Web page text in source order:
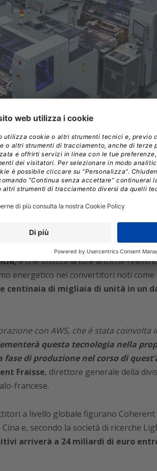
la bandiera degli “Euro-chip”.
poco rassicuranti dei giorni scorsi, ha
in collaborazione con AWS
IA.
che verrà prodotto in serie
e cheutilizza la luce anziché
energetico nei convertitori noti come
centinaia di migliaia di unità in un
con AWS, che è stata coinvolta
questa tecnologia nella
di produzione nel corso di
Fraisse, direttore generale della
francese.
a livello globale figurano Coherent
e, secondo la società di ricerche
arriverà a 24 miliardi di euro